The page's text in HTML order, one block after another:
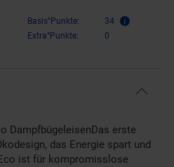
Basis°Punkte:
34
Extra°Punkte:
0
DampfbügeleisenDas erste
das Energie spart und
ist für kompromisslose